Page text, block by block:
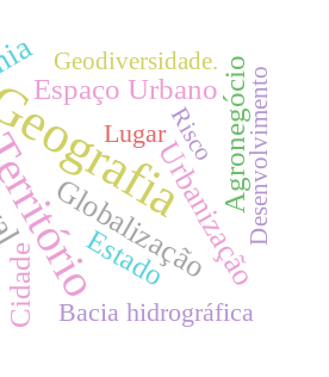
Globalização
Urbanização
Agronegócio
Espaço Urbano
Cidade Estado
Bacia hidrográfica
LugarRisco
Geodiversidade.
Desenvolvimento